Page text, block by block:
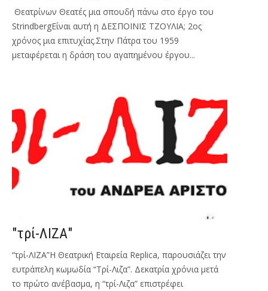
Θεατρίνων Θεατές μια σπουδή πάνω στο έργο του
StrindbergΕίναι αυτή η ΔΕΣΠΟΙΝΙΣ ΤΖΟΥΛΙΑ; 2ος
χρόνος μια επιτυχίας.Στην Πάτρα του 1959
μεταφέρεται η δράση του αγαπημένου έργου...
"τρί-ΛΙΖΑ"
“τρί-ΛΙΖΑ”Η Θεατρική Εταιρεία Replica, παρουσιάζει την
ευτράπελη κωμωδία “Τρί-Λιζα”. Δεκατρία χρόνια μετά
το πρώτο ανέβασμα, η “τρί-Λιζα” επιστρέφει